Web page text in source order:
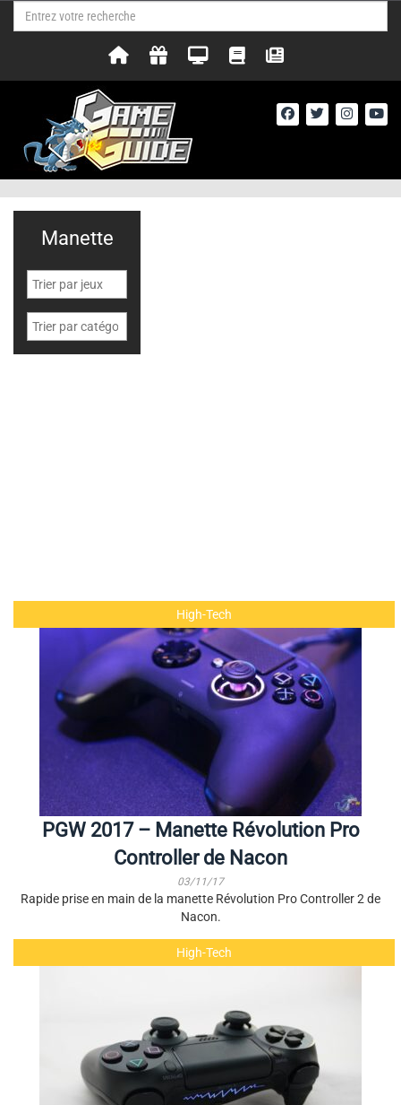
High-Tech
PGW 2017 – Manette Révolution Pro
Controller de Nacon
03/11/17
Rapide prise en main de la manette Révolution Pro Controller 2 de
Nacon.
High-Tech
Manette